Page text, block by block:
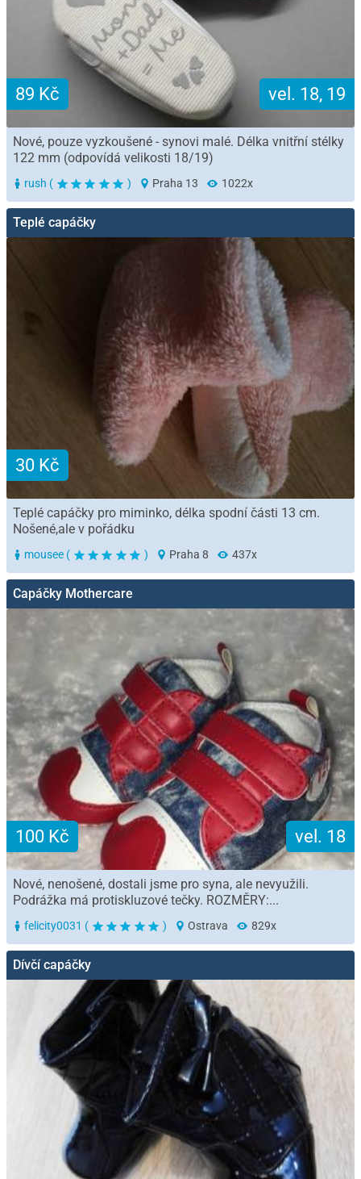
89 Kč vel. 18, 19
Nové, pouze vyzkoušené - synovi malé. Délka vnitřní stélky
122 mm (odpovídá velikosti 18/19)
rush ( ) Praha 13 1022x
Teplé capáčky
30 Kč
Teplé capáčky pro miminko, délka spodní části 13 cm.
Nošené,ale v pořádku
mousee ( ) Praha 8 437x
Capáčky Mothercare
100 Kč vel. 18
Nové, nenošené, dostali jsme pro syna, ale nevyužili.
Podrážka má protiskluzové tečky. ROZMĚRY:...
felicity0031 ( ) Ostrava 829x
Dívčí capáčky